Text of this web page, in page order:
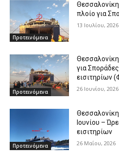
Προτεινόμενα
πλοίο για
13 Ιουλίου, 2026
Προτεινόμενα
για
εισιτηρίων
26 Ιουνίου, 2026
Προτεινόμενα
Ιουνίου –
εισιτηρίων
26 Μαΐου, 2026